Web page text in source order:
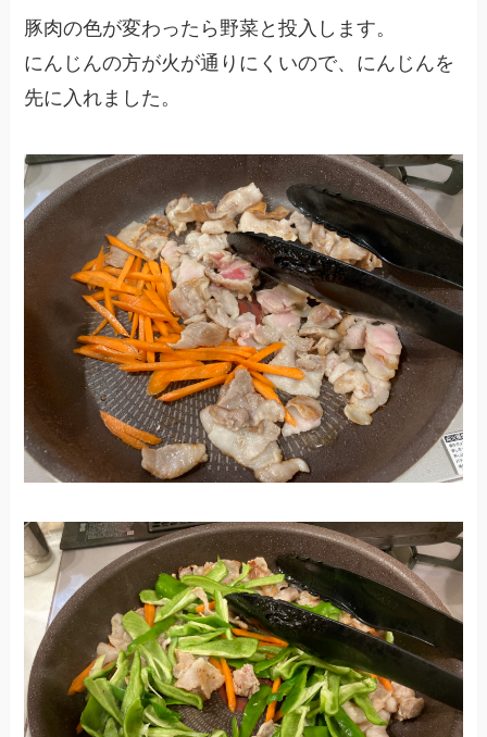
豚肉の色が変わったら野菜と投入します。
にんじんの方が火が通りにくいので、にんじんを
先に入れました。